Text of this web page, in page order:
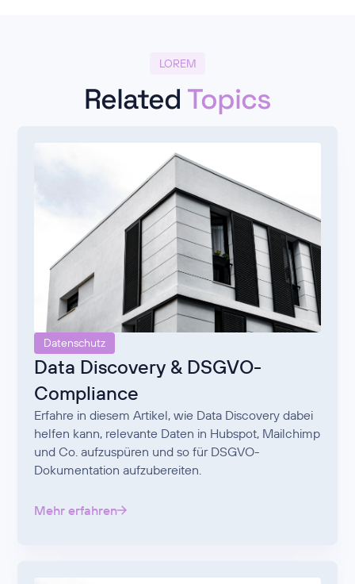
LOREM
Related Topics
Datenschutz
Data Discovery & DSGVO-
Compliance
Erfahre in diesem Artikel, wie Data Discovery dabei
helfen kann, relevante Daten in Hubspot, Mailchimp
und Co. aufzuspüren und so für DSGVO-
Dokumentation aufzubereiten.
Mehr erfahren